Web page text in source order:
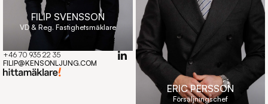
FILIP SVENSSON
VD & Reg. Fastighetsmäklare
+46 70 935 22 35
Copy component
FILIP@KENSONLJUNG.COM
ERIC PERSSON
Försäljningschef